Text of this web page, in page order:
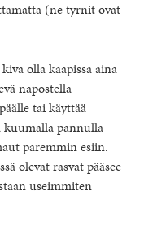
(ne tyrnit ovat
olla kaapissa aina
napostella
tai käyttää
kuumalla pannulla
paremmin esiin.
olevat rasvat pääsee
useimmiten